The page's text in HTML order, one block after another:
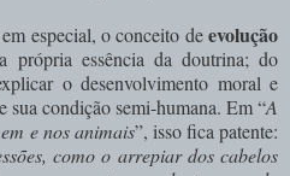
especial, o conceito deevolução
própria essência da doutrina; do
o desenvolvimento moral e
sua condição semi-humana. Em “A
e nos animais”, isso fica patente:
como o arrepiar dos cabelos